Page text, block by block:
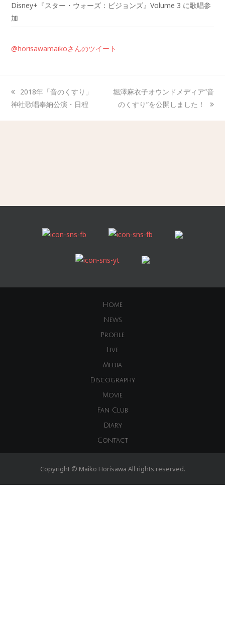
Disney+『スター・ウォーズ：ビジョンズ』Volume 3 に歌唱参
加
@horisawamaikoさんのツイート
2018年「音のくすり」
神社歌唱奉納公演・日程
堀澤麻衣子オウンドメディア”音
のくすり”を公開しました！
Home
News
Profile
Live
Media
Discography
Movie
Fan Club
Diary
Contact
Copyright © Maiko Horisawa All rights reserved.